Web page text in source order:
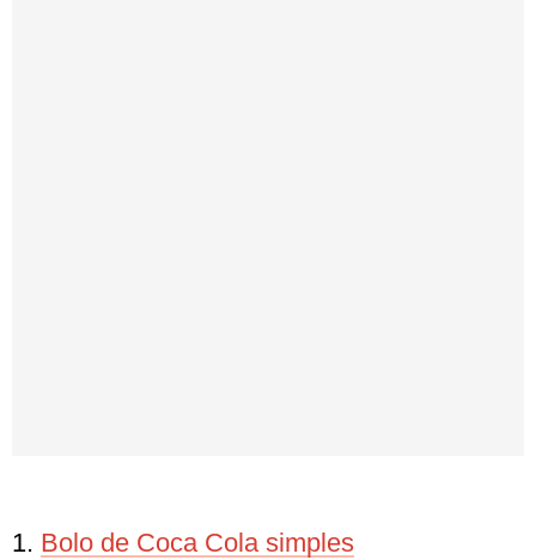
1. Bolo de Coca Cola simples